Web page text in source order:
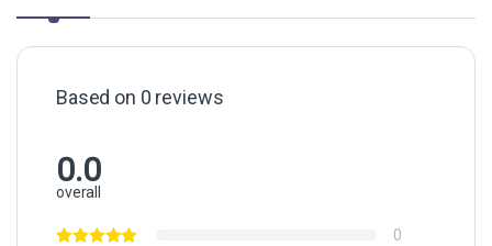
Based on 0 reviews
0.0
overall
0